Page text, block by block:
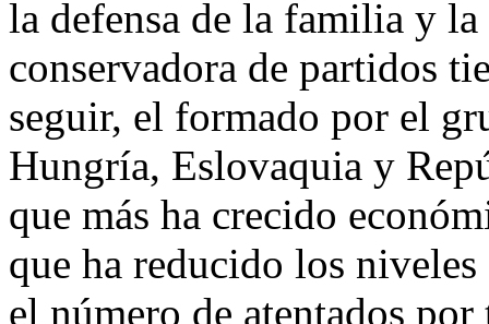
la defensa de la familia y
conservadora de partidos
seguir, el formado por el
Hungría, Eslovaquia y
que más ha crecido
que ha reducido los
el número de atentados